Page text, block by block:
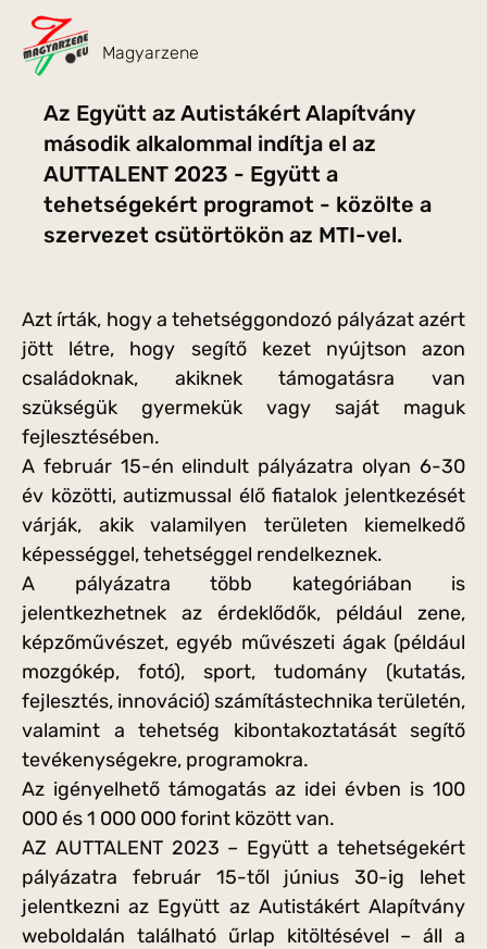
Magyarzene
Az Együtt az Autistákért Alapítvány
második alkalommal indítja el az
AUTTALENT 2023 - Együtt a
tehetségekért programot - közölte a
szervezet csütörtökön az MTI-vel.
Azt írták, hogy a tehetséggondozó pályázat azért
jött létre, hogy segítő kezet nyújtson azon
családoknak, akiknek támogatásra van
szükségük gyermekük vagy saját maguk
fejlesztésében.
A február 15-én elindult pályázatra olyan 6-30
év közötti, autizmussal élő fiatalok jelentkezését
várják, akik valamilyen területen kiemelkedő
képességgel, tehetséggel rendelkeznek.
A pályázatra több kategóriában is
jelentkezhetnek az érdeklődők, például zene,
képzőművészet, egyéb művészeti ágak (például
mozgókép, fotó), sport, tudomány (kutatás,
fejlesztés, innováció) számítástechnika területén,
valamint a tehetség kibontakoztatását segítő
tevékenységekre, programokra.
Az igényelhető támogatás az idei évben is 100
000 és 1 000 000 forint között van.
AZ AUTTALENT 2023 – Együtt a tehetségekért
pályázatra február 15-től június 30-ig lehet
jelentkezni az Együtt az Autistákért Alapítvány
weboldalán található űrlap kitöltésével – áll a